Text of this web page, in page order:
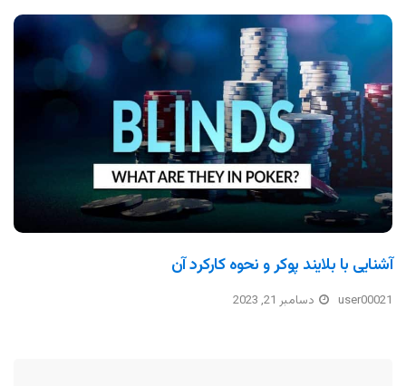
آشنایی با بلایند پوکر و نحوه کارکرد آن
user00021 دسامبر 21, 2023